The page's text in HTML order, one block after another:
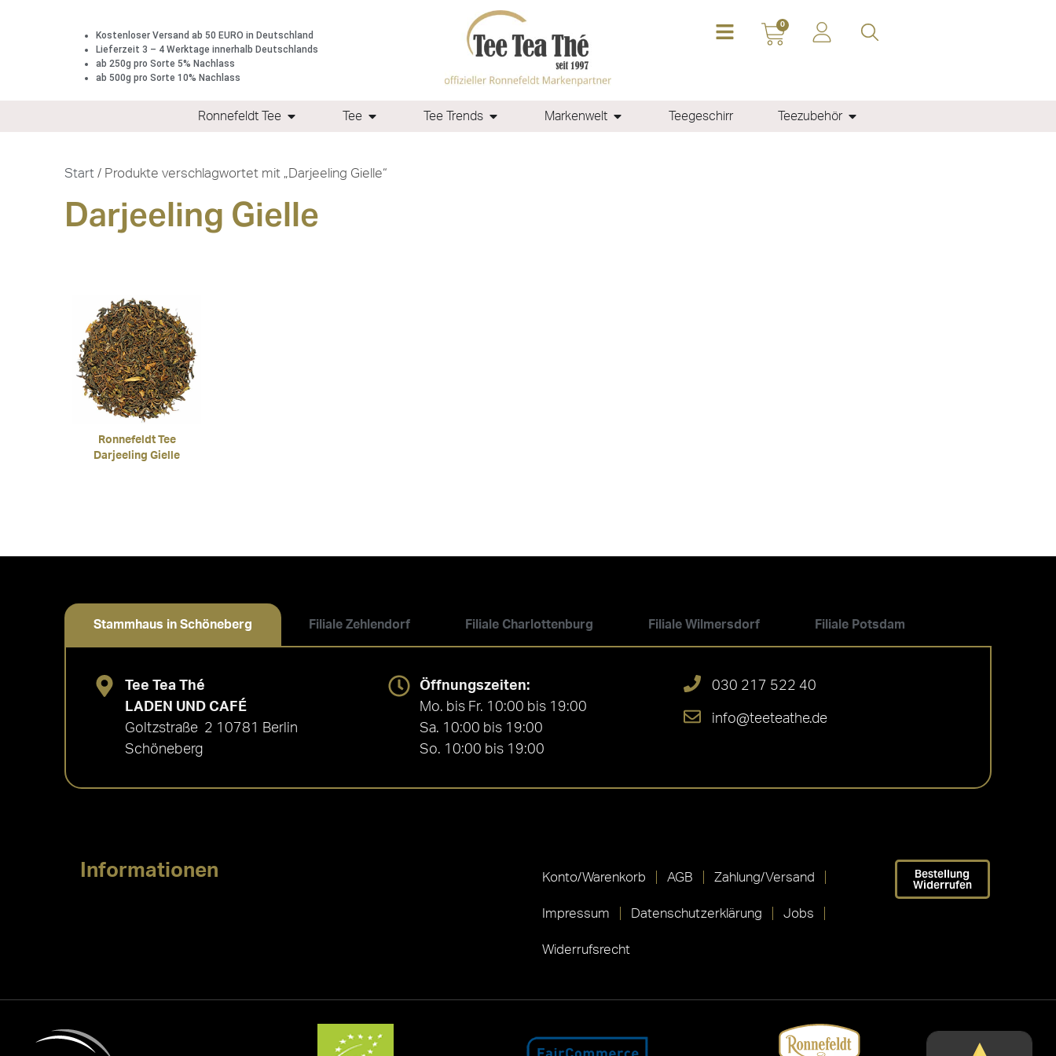
Kostenloser Versand ab 50 EURO in Deutschland
Lieferzeit 3 – 4 Werktage innerhalb Deutschlands
ab 250g pro Sorte 5% Nachlass
ab 500g pro Sorte 10% Nachlass
0
Ronnefeldt Tee Tee Tee Trends Markenwelt Teegeschirr Teezubehör
Start / Produkte verschlagwortet mit „Darjeeling Gielle“
Darjeeling Gielle
Ronnefeldt Tee
Darjeeling Gielle
Stammhaus in Schöneberg Filiale Zehlendorf Filiale Charlottenburg Filiale Wilmersdorf Filiale Potsdam
Tee Tea Thé
LADEN UND CAFÉ
Goltzstraße 2 10781 Berlin
Schöneberg
Öffnungszeiten:
Mo. bis Fr. 10:00 bis 19:00
Sa. 10:00 bis 19:00
So. 10:00 bis 19:00
030 217 522 40
info@teeteathe.de
Informationen Konto/Warenkorb AGB Zahlung/Versand
Impressum Datenschutzerklärung Jobs
Widerrufsrecht
Bestellung
Widerrufen